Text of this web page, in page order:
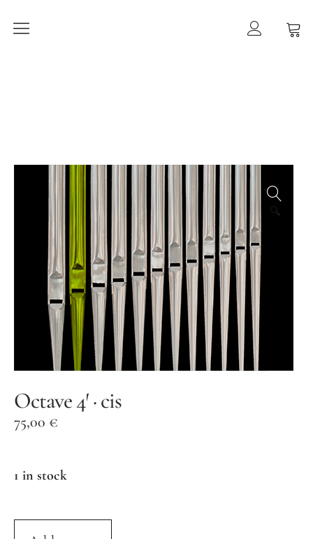
März 2021 –
der Orgeleinbau
April 2021 –
der Orgeleinbau
April 2021 –
die Intonation
Geschichte
Orgelbauer
Grußwort von Schirmherr
Wolfgang Thierse
2019 · LOTTO-Stiftung Berlin
🔍
Octave 4′ · cis
75,00 €
1 in stock